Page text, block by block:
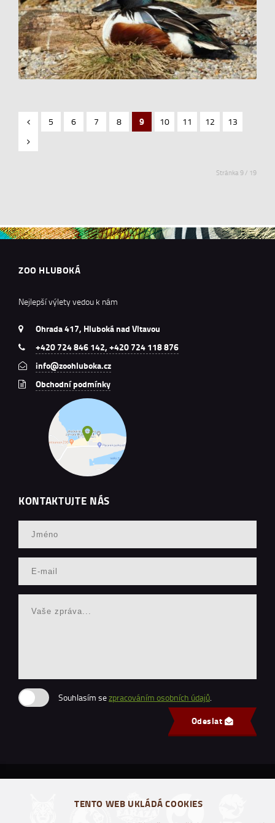
5 6 7 8 9 10 11 12 13
Stránka 9 / 19
ZOO HLUBOKÁ
Nejlepší výlety vedou k nám
Ohrada 417, Hluboká nad Vltavou
+420 724 846 142, +420 724 118 876
info@zoohluboka.cz
Obchodní podmínky
KONTAKTUJTE NÁS
Souhlasím sezpracováním osobních údajů
Odeslat
TENTO WEB UKLÁDÁ COOKIES